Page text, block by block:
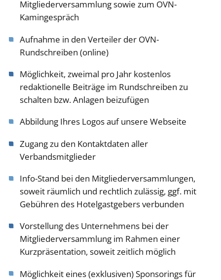
Mitgliederversammlung sowie zum OVN-
Kamingespräch
Aufnahme in den Verteiler der OVN-
Rundschreiben (online)
Möglichkeit, zweimal pro Jahr kostenlos
redaktionelle Beiträge im Rundschreiben zu
schalten bzw. Anlagen beizufügen
Abbildung Ihres Logos auf unsere Webseite
Zugang zu den Kontaktdaten aller
Verbandsmitglieder
Info-Stand bei den Mitgliederversammlungen,
soweit räumlich und rechtlich zulässig, ggf. mit
Gebühren des Hotelgastgebers verbunden
Vorstellung des Unternehmens bei der
Mitgliederversammlung im Rahmen einer
Kurzpräsentation, soweit zeitlich möglich
Möglichkeit eines (exklusiven) Sponsorings für